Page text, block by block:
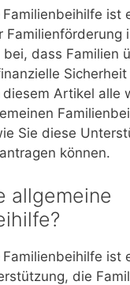
Familienbeihilfe ist
Familienförderung
dass Familien
diesem Artikel alle
Sie diese
können.
allgemeine
ist
die